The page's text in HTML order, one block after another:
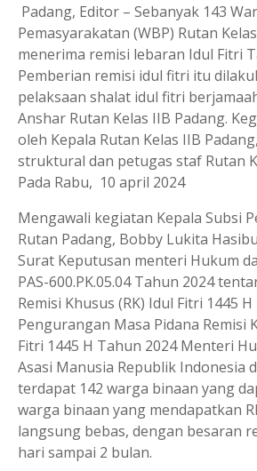
Padang, Editor – Sebanyak 143
Pemasyarakatan (WBP) Rutan
menerima remisi lebaran Idul Fitri
Pemberian remisi idul fitri itu
pelaksaan shalat idul fitri
Anshar Rutan Kelas IIB Padang.
oleh Kepala Rutan Kelas IIB
struktural dan petugas staf Rutan
Pada Rabu, 10 april 2024
Mengawali kegiatan Kepala Subsi
Rutan Padang, Bobby Lukita
Surat Keputusan menteri Hukum
PAS-600.PK.05.04 Tahun 2024
Remisi Khusus (RK) Idul Fitri 1445
Pengurangan Masa Pidana Remisi
Fitri 1445 H Tahun 2024 Menteri
Asasi Manusia Republik Indonesia
terdapat 142 warga binaan yang
warga binaan yang mendapatkan
langsung bebas, dengan besaran
hari sampai 2 bulan.